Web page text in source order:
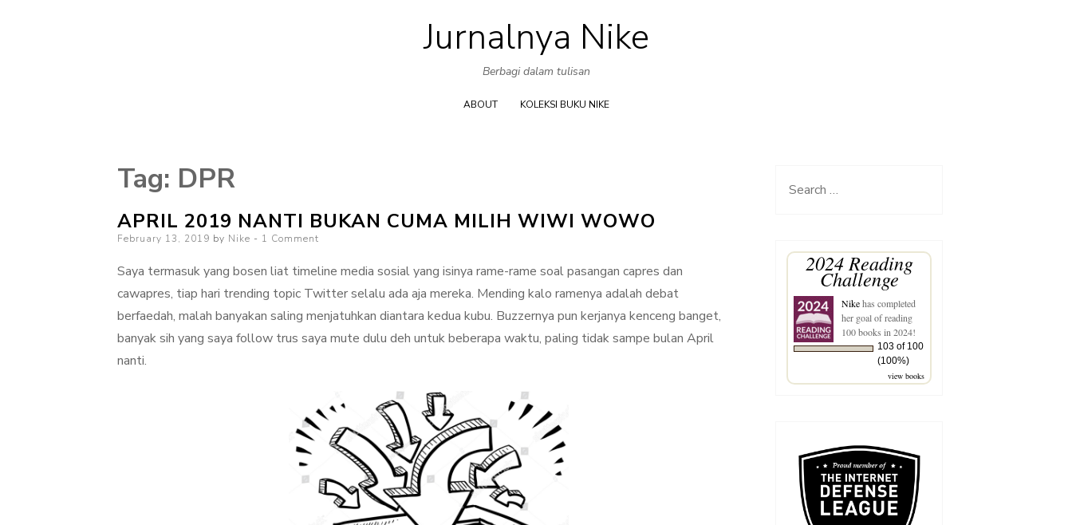
Skip
to
content
Jurnalnya Nike
Berbagi dalam tulisan
ABOUT KOLEKSI BUKU NIKE
Tag: DPR
APRIL 2019 NANTI BUKAN CUMA MILIH WIWI WOWO
Posted
February 13, 2019 by Nike 1 Comment
Saya termasuk yang bosen liat timeline media sosial yang isinya rame-rame soal pasangan capres dan
cawapres, tiap hari trending topic Twitter selalu ada aja mereka. Mending kalo ramenya adalah debat
berfaedah, malah banyakan saling menjatuhkan diantara kedua kubu. Buzzernya pun kerjanya kenceng banget,
banyak sih yang saya follow trus saya mute dulu deh untuk beberapa waktu, paling tidak sampe bulan April
nanti.
Search
2024 Reading
Challenge
Nikehas completed
her goal of reading
100 books in 2024!
103 of 100
(100%)
view books